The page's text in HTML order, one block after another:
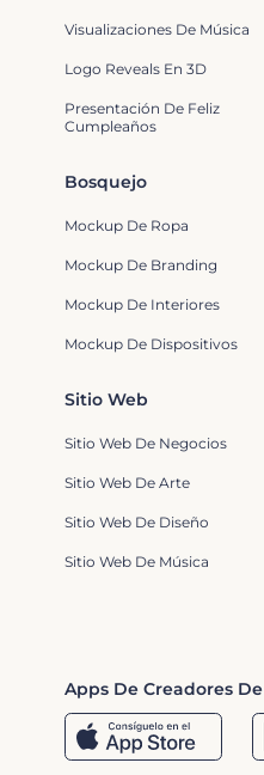
Bosquejo
Mockup De Ropa
Mockup De Branding
Mockup De Interiores
Mockup De Dispositivos
Apps De Creadores
Visualizaciones De Música
Logo Reveals En 3D
Presentación De Feliz
Cumpleaños
Sitio Web
Sitio Web De Negocios
Sitio Web De Arte
Sitio Web De Diseño
Sitio Web De Música